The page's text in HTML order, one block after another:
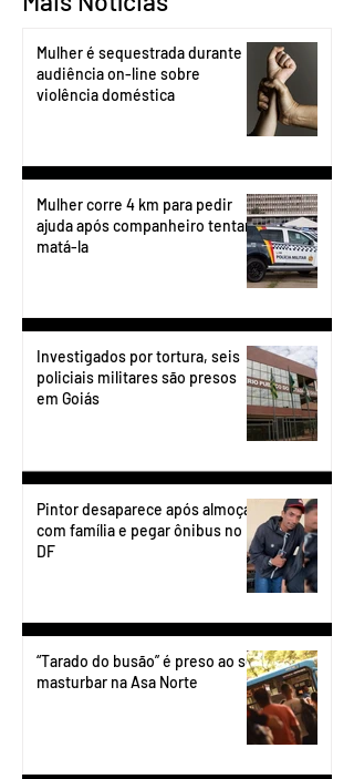
Mulher é sequestrada durante
audiência on-line sobre
violência doméstica
Mulher corre 4 km para pedir
ajuda após companheiro tentar
matá-la
Investigados por tortura, seis
policiais militares são presos
em Goiás
Pintor desaparece após almoçar
com família e pegar ônibus no
DF
“Tarado do busão” é preso ao se
masturbar na Asa Norte